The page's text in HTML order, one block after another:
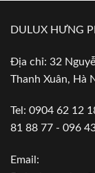
DULUX HƯNG
Địa chỉ: 32
Thanh Xuân, Hà
Tel: 0904 62 12
81 88 77 - 096
Email: